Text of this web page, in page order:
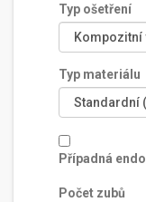
Typ ošetření
Typ materiálu
Případná
Počet zubů